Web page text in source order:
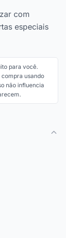
com
especiais
para você.
usando
não influencia